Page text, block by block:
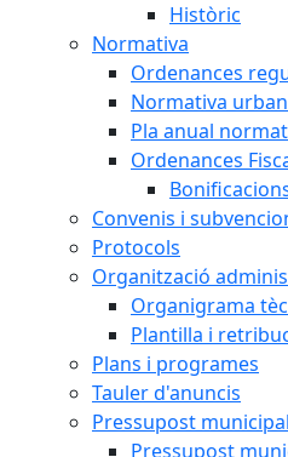
Històric
Normativa
Ordenances
Normativa
Pla anual
Ordenances
Convenis i
Protocols
Organització
Organigrama
Plantilla i
Plans i programes
Tauler d'anuncis
Pressupost municipal
Pressupost